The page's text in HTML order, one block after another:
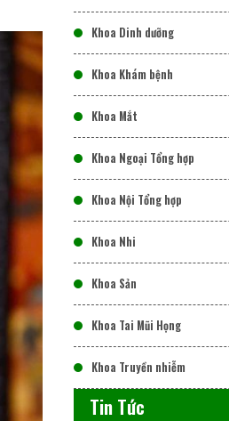
Khoa Dinh dưỡng
Khoa Khám bệnh
Khoa Mắt
Khoa Ngoại Tổng hợp
Khoa Nội Tổng hợp
Khoa Nhi
Khoa Sản
Khoa Tai Mũi Họng
Khoa Truyền nhiễm
Tin Tức